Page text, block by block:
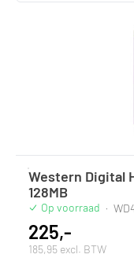
Western Digital
128MB
Op voorraad ·
225,-
185,95 excl. BTW